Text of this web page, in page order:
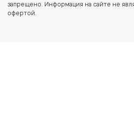
запрещено. Информация на сайте не
офертой.